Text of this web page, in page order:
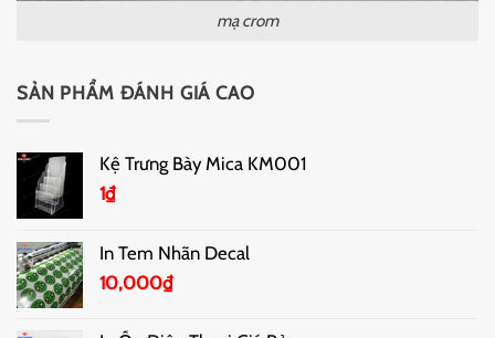
mạ crom
SẢN PHẨM ĐÁNH GIÁ CAO
Kệ Trưng Bày Mica KM001
1₫
In Tem Nhãn Decal
10,000₫